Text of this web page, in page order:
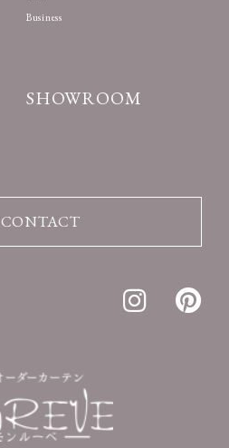
Business
SHOWROOM
CONTACT